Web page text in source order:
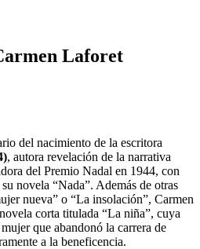
Laforet
del nacimiento de la escritora
, autora revelación de la narrativa
del Premio Nadal en 1944, con
novela “Nada”. Además de otras
nueva” o “La insolación”, Carmen
corta titulada “La niña”, cuya
que abandonó la carrera de
a la beneficencia.